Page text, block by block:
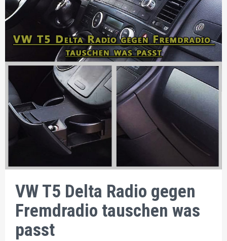
VW T5 Delta Radio gegen
Fremdradio tauschen was
passt